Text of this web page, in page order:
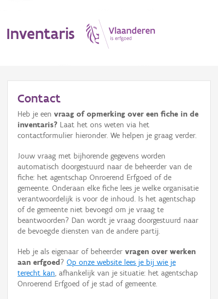
Inventaris
Erfgoedobject
Aanduidingsobject
Waarneming
Thema
Gebeurtenis
Persoon of collectief
Hergebruik
Aanmelden
Contact
Heb je een vraag of opmerking over een fiche in de
inventaris? Laat het ons weten via het
contactformulier hieronder. We helpen je graag verder.
Jouw vraag met bijhorende gegevens worden
automatisch doorgestuurd naar de beheerder van de
fiche: het agentschap Onroerend Erfgoed of de
gemeente. Onderaan elke fiche lees je welke organisatie
verantwoordelijk is voor de inhoud. Is het agentschap
of de gemeente niet bevoegd om je vraag te
beantwoorden? Dan wordt je vraag doorgestuurd naar
de bevoegde diensten van de andere partij.
Heb je als eigenaar of beheerder vragen over werken
aan erfgoed ? Op onze website lees je bij wie je
terecht kan, afhankelijk van je situatie: het agentschap
Onroerend Erfgoed of je stad of gemeente.